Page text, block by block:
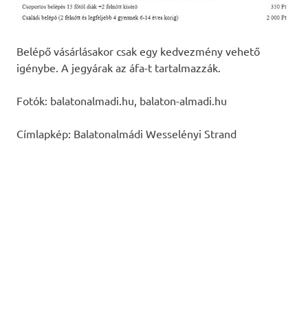
Belépő vásárlásakor csak egy kedvezmény vehető
igénybe. A jegyárak az áfa-t tartalmazzák.
Fotók: balatonalmadi.hu, balaton-almadi.hu
Címlapkép: Balatonalmádi Wesselényi Strand